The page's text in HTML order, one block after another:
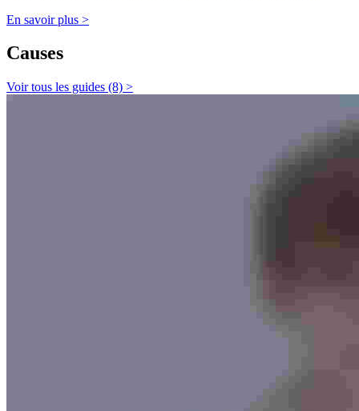
En savoir plus >
Causes
Voir tous les guides (8) >